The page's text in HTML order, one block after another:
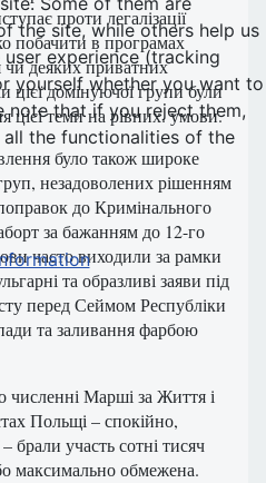
проти легалізації
побачити в програмах
чи деяких приватних
цієї домінуючої групи були
цієї теми на рівних. умови.
було також широке
незадоволених рішенням
до Кримінального
за бажанням до 12-го
часто виходили за рамки
та образливі заяви під
перед Сеймом Республіки
та заливання фарбою
Марші за Життя і
Польщі – спокійно,
брали участь сотні тисяч
максимально обмежена.
the site, while others help us
experience (tracking
yourself whether you want to
note that if you reject them,
the functionalities of the